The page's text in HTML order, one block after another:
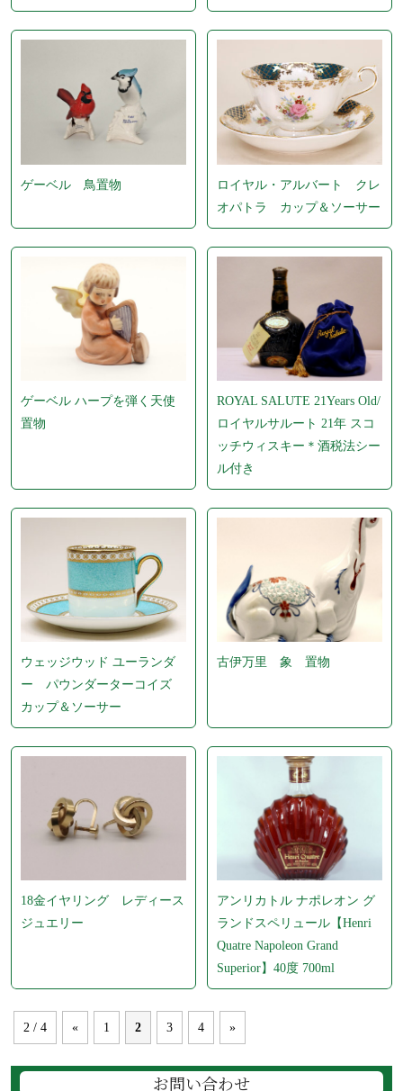
ゲーベル 鳥置物
ロイヤル・アルバート クレ
オパトラ カップ＆ソーサー
ゲーベル ハープを弾く天使
置物
ROYAL SALUTE 21Years Old/
ロイヤルサルート 21年 スコ
ッチウィスキー＊酒税法シー
ル付き
ウェッジウッド ユーランダ
ー パウンダーターコイズ
カップ＆ソーサー
古伊万里 象 置物
18金イヤリング レディース
ジュエリー
アンリカトル ナポレオン グ
ランドスペリュール【Henri
Quatre Napoleon Grand
Superior】40度 700ml
2 / 4 « 1 2 3 4 »
お問い合わせ